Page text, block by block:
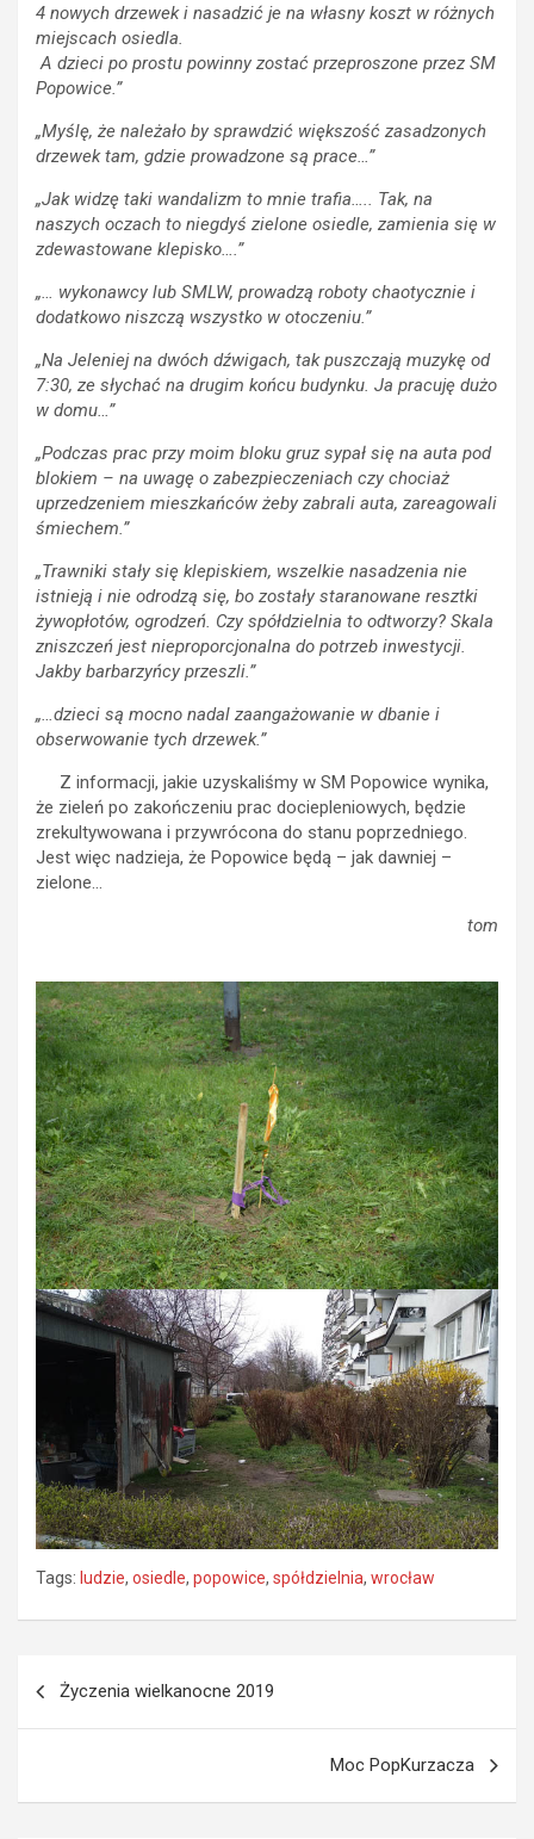
4 nowych drzewek i nasadzić je na własny koszt w różnych
miejscach osiedla.
A dzieci po prostu powinny zostać przeproszone przez SM
Popowice.”
„Myślę, że należało by sprawdzić większość zasadzonych
drzewek tam, gdzie prowadzone są prace…”
„Jak widzę taki wandalizm to mnie trafia….. Tak, na
naszych oczach to niegdyś zielone osiedle, zamienia się w
zdewastowane klepisko….”
„… wykonawcy lub SMLW, prowadzą roboty chaotycznie i
dodatkowo niszczą wszystko w otoczeniu.”
„Na Jeleniej na dwóch dźwigach, tak puszczają muzykę od
7:30, ze słychać na drugim końcu budynku. Ja pracuję dużo
w domu…”
„Podczas prac przy moim bloku gruz sypał się na auta pod
blokiem – na uwagę o zabezpieczeniach czy chociaż
uprzedzeniem mieszkańców żeby zabrali auta, zareagowali
śmiechem.”
„Trawniki stały się klepiskiem, wszelkie nasadzenia nie
istnieją i nie odrodzą się, bo zostały staranowane resztki
żywopłotów, ogrodzeń. Czy spółdzielnia to odtworzy? Skala
zniszczeń jest nieproporcjonalna do potrzeb inwestycji.
Jakby barbarzyńcy przeszli.”
„…dzieci są mocno nadal zaangażowanie w dbanie i
obserwowanie tych drzewek.”
Z informacji, jakie uzyskaliśmy w SM Popowice wynika,
że zieleń po zakończeniu prac dociepleniowych, będzie
zrekultywowana i przywrócona do stanu poprzedniego.
Jest więc nadzieja, że Popowice będą – jak dawniej –
zielone…
tom
Tags: ludzie, osiedle, popowice, spółdzielnia, wrocław
Nawigacja
wpisu
Życzenia wielkanocne 2019
Moc PopKurzacza